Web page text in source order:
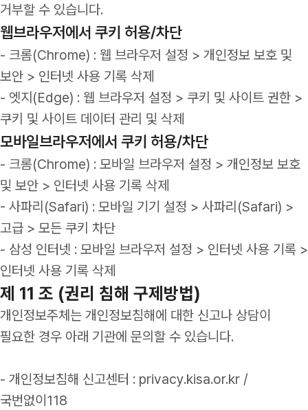
거부할 수 있습니다.
웹브라우저에서 쿠키 허용/차단
- 크롬(Chrome) : 웹 브라우저 설정 > 개인정보 보호 및
보안 > 인터넷 사용 기록 삭제
- 엣지(Edge) : 웹 브라우저 설정 > 쿠키 및 사이트 권한 >
쿠키 및 사이트 데이터 관리 및 삭제
모바일브라우저에서 쿠키 허용/차단
- 크롬(Chrome) : 모바일 브라우저 설정 > 개인정보 보호
및 보안 > 인터넷 사용 기록 삭제
- 사파리(Safari) : 모바일 기기 설정 > 사파리(Safari) >
고급 > 모든 쿠키 차단
- 삼성 인터넷 : 모바일 브라우저 설정 > 인터넷 사용 기록 >
인터넷 사용 기록 삭제
제 11 조 (권리 침해 구제방법)
개인정보주체는 개인정보침해에 대한 신고나 상담이
필요한 경우 아래 기관에 문의할 수 있습니다.
- 개인정보침해 신고센터 : privacy.kisa.or.kr /
국번없이118